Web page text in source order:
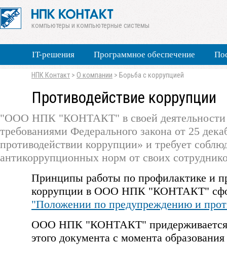
IT-решения Программное обеспечение
компьютеры и компьютерные системы
НПК Контакт > О компании > Борьба с коррупцией
Противодействие коррупции
"ООО НПК "КОНТАКТ" в своей деятельности
требованиями Федерального закона от 25
противодействии коррупции» и требует
антикоррупционных норм от своих
Принципы работы по профилактике и
коррупции в ООО НПК "КОНТАКТ"
"Положении по предупреждению и
ООО НПК "КОНТАКТ" придерживается
этого документа с момента